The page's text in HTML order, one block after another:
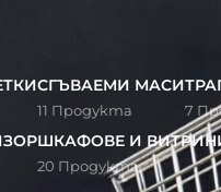
СГЪВАЕМИ МАСИ
11 Продукта 7
ШКАФОВЕ И
20 Продукта